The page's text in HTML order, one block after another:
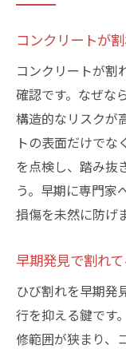
割れて
ひび割れ補
コンク
法
補修が
基準
割れて
イント
方法
割れて
コンク
コンクリートが
コンクリートが割
確認です。なぜな
構造的なリスクが
トの表面だけで
を点検し、踏み抜
う。早期に専門家
損傷を未然に防げ
早期発見で割れ
ひび割れを早期発
行を抑える鍵です
修範囲が狭まり、